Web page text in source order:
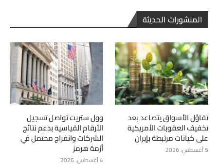
المنشورات الحديثة
تفاؤل الأسواق يتصاعد بعد
تخفيف العقوبات الأمريكية
على كيانات مرتبطة بإيران
5 أغسطس، 2026
وول ستريت تواصل تسجيل
الأرقام القياسية بدعم نتائج
الشركات وانفراج محتمل في
أزمة هرمز
4 أغسطس، 2026